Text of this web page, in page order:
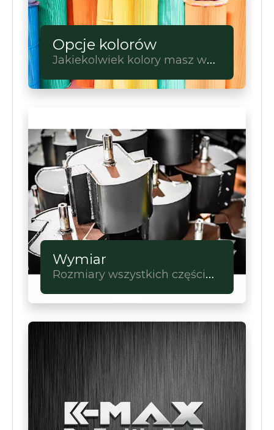
Opcje kolorów
Jakiekolwiek kolory masz w
prawdziwe.
Wymiar
Rozmiary wszystkich części
personalizacja.